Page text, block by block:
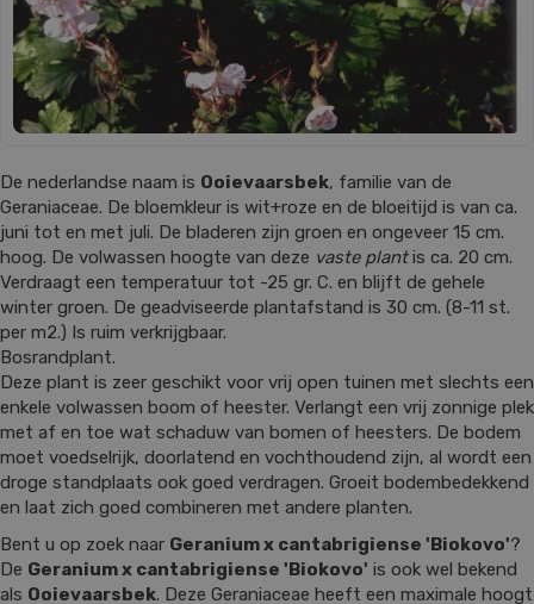
De nederlandse naam is Ooievaarsbek, familie van de
Geraniaceae. De bloemkleur is wit+roze en de bloeitijd is van ca.
juni tot en met juli. De bladeren zijn groen en ongeveer 15 cm.
hoog. De volwassen hoogte van deze vaste plantis ca. 20 cm.
Verdraagt een temperatuur tot -25 gr. C. en blijft de gehele
winter groen. De geadviseerde plantafstand is 30 cm. (8-11 st.
per m2.) Is ruim verkrijgbaar.
Bosrandplant.
Deze plant is zeer geschikt voor vrij open tuinen met slechts een
enkele volwassen boom of heester. Verlangt een vrij zonnige plek
met af en toe wat schaduw van bomen of heesters. De bodem
moet voedselrijk, doorlatend en vochthoudend zijn, al wordt een
droge standplaats ook goed verdragen. Groeit bodembedekkend
en laat zich goed combineren met andere planten.
Bent u op zoek naar Geranium x cantabrigiense 'Biokovo'?
De Geranium x cantabrigiense 'Biokovo' is ook wel bekend
als Ooievaarsbek. Deze Geraniaceae heeft een maximale hoogt